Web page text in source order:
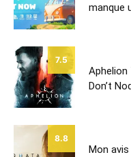
manque
7.5
Aphelion
Don’t
8.8
Mon avis